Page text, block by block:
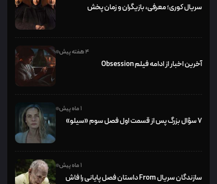
سریال کوری؛ معرفی، بازیگران و زمان پخش
4 هفته پیش
آخرین اخبار از ادامه فیلم Obsession
1 ماه پیش
۷ سؤال بزرگ پس از قسمت اول فصل سوم «سیلو»
1 ماه پیش
سازندگان سریال From داستان فصل پایانی را فاش